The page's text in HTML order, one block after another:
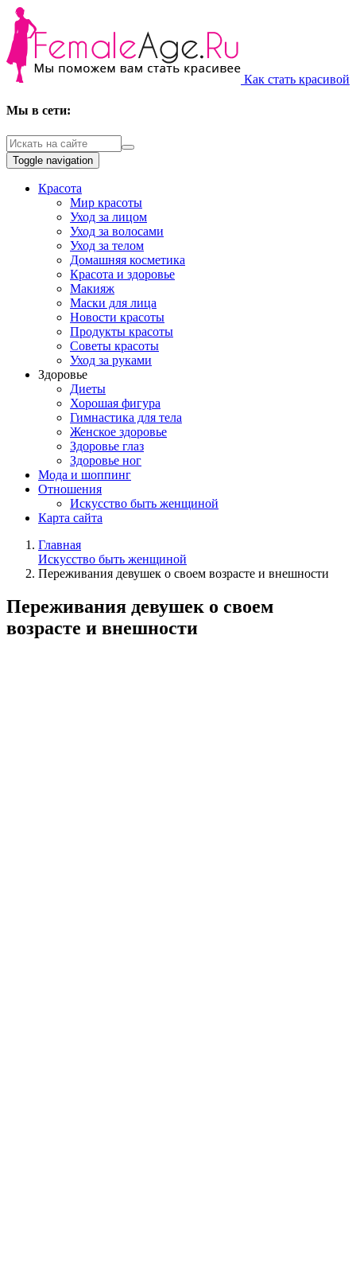
Как стать красивой
Мы в сети:
Toggle navigation
Красота
Мир красоты
Уход за лицом
Уход за волосами
Уход за телом
Домашняя косметика
Красота и здоровье
Макияж
Маски для лица
Новости красоты
Продукты красоты
Советы красоты
Уход за руками
Здоровье
Диеты
Хорошая фигура
Гимнастика для тела
Женское здоровье
Здоровье глаз
Здоровье ног
Мода и шоппинг
Отношения
Искусство быть женщиной
Карта сайта
Главная
Искусство быть женщиной
Переживания девушек о своем возрасте и внешности
Переживания девушек о своем
возрасте и внешности